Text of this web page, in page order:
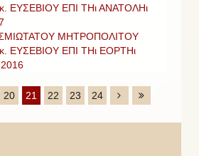
ΕΥΣΕΒΙΟΥ ΕΠΙ ΤΗι ΑΝΑΤΟΛΗι
ΜΗΤΡΟΠΟΛΙΤΟΥ
ΕΥΣΕΒΙΟΥ ΕΠΙ ΤΗι ΕΟΡΤΗι
20 21 22 23 24